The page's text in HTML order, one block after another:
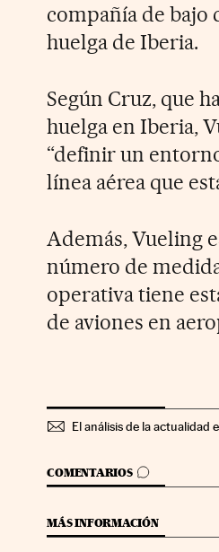
compañía de bajo
huelga de Iberia.
Según Cruz, que
huelga en Iberia,
“definir un
línea aérea que
Además, Vueling
número de
operativa tiene
de aviones en
El análisis de la actualidad
COMENTARIOS
IR A LOS
MÁS INFORMACIÓN